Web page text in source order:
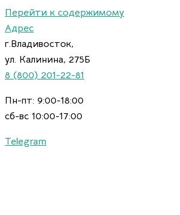
Перейти к содержимому
Адрес
г.Владивосток,
ул. Калинина, 275Б
8 (800) 201-22-81
Пн-пт: 9:00-18:00
сб-вс 10:00-17:00
Telegram